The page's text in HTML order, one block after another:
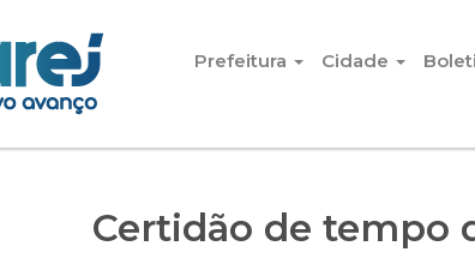
Prefeitura
Cidade
Certidão de tempo